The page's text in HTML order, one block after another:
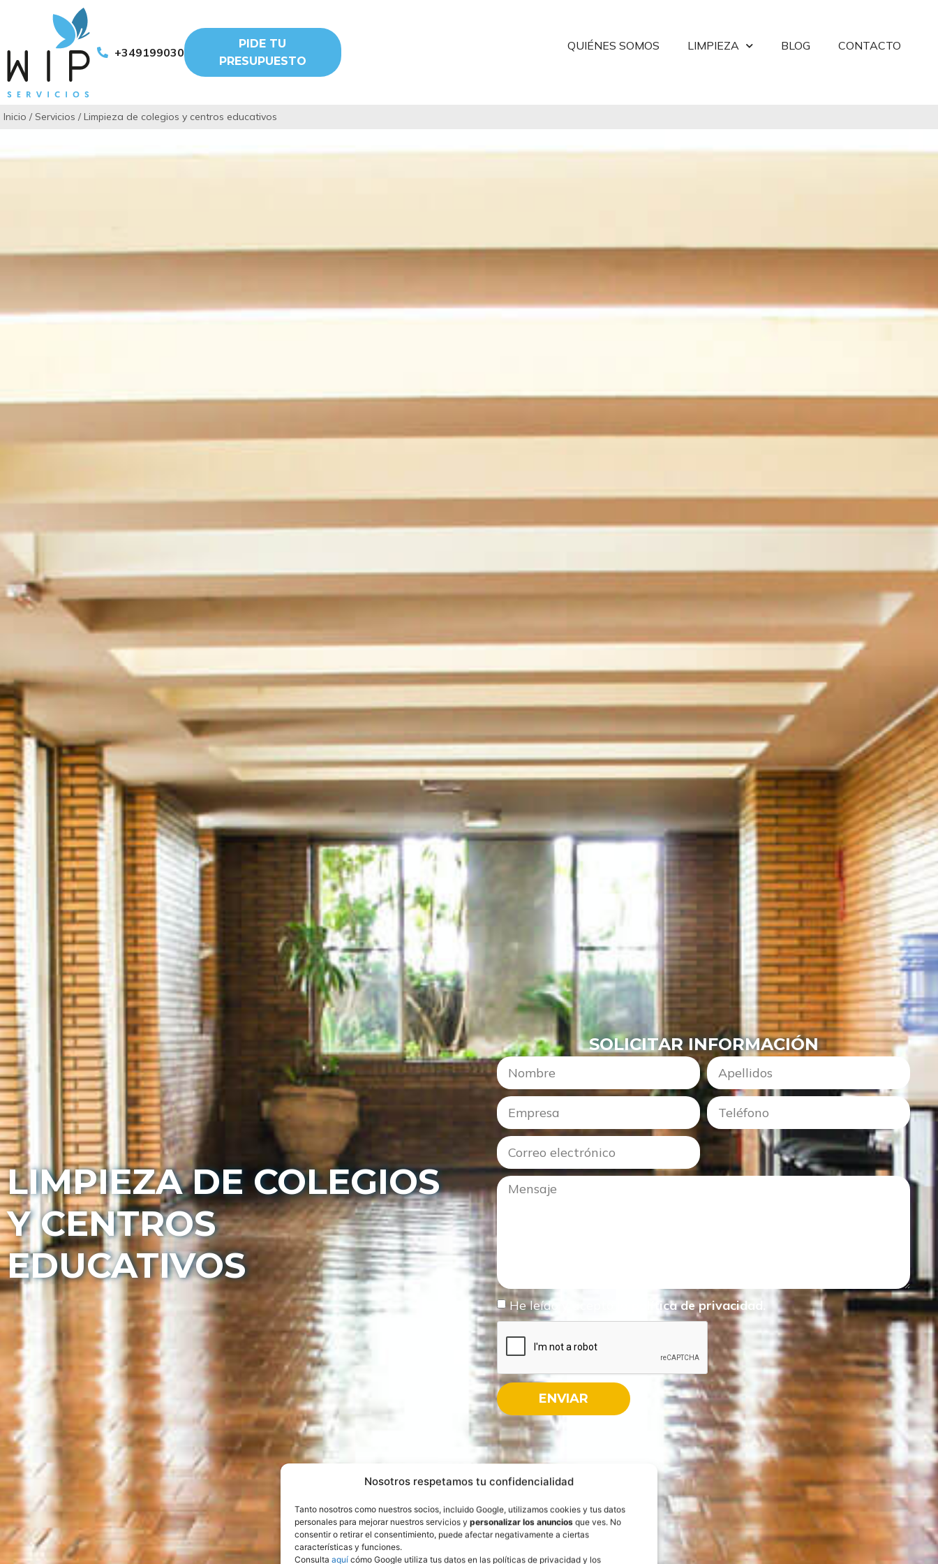
Nosotros respetamos tu confidencialidad
Tanto nosotros como nuestros socios, incluido Google, utilizamos cookies y tus datos
personales para mejorar nuestros servicios y personalizar los anuncios que ves. No
consentir o retirar el consentimiento, puede afectar negativamente a ciertas
características y funciones.
Consulta aquí cómo Google utiliza tus datos en las políticas de privacidad y los
+34919903011
PIDE TU
PRESUPUESTO
QUIÉNES SOMOS LIMPIEZA BLOG CONTACTO
Inicio / Servicios /Limpieza de colegios y centros educativos
LIMPIEZA DE COLEGIOS
Y CENTROS
EDUCATIVOS
SOLICITAR INFORMACIÓN
He leído y acepto la política de privacidad.
ENVIAR